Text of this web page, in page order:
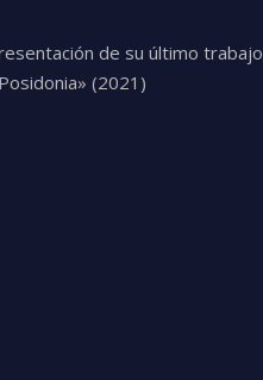
de su último trabajo
(2021)